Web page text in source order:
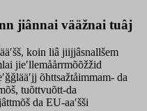
jiânnai vääžnai tuâj
koin liâ jiijjâsnallšem
jieʹllemåårrmõõžžid
õhttsažtåimmam- da
tuõttvuõtt-da
da EU-aaʹšši